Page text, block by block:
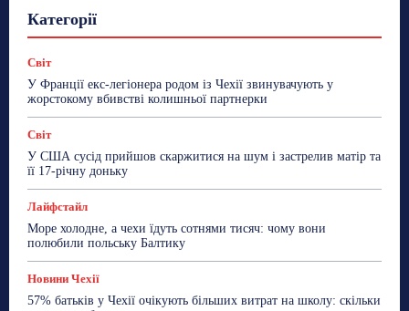
Категорії
Сад та город
ТехноМанія
Топ-новини Фоторепортаж
Світ
У Франції екс-легіонера родом із Чехії звинувачують у
жорстокому вбивстві колишньої партнерки
Світ
У США сусід прийшов скаржитися на шум і застрелив матір та
її 17-річну доньку
Лайфстайл
Море холодне, а чехи їдуть сотнями тисяч: чому вони
полюбили польську Балтику
Новини Чехії
57% батьків у Чехії очікують більших витрат на школу: скільки